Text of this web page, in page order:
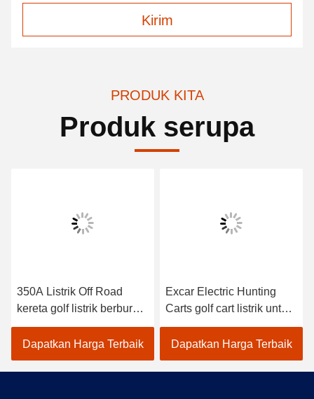
Kirim
PRODUK KITA
Produk serupa
350A Listrik Off Road
kereta golf listrik berburu
kereta 4 wheel drive
kereta golf listrik
Dapatkan Harga Terbaik
Excar Electric Hunting
Carts golf cart listrik untuk
berburu berburu kereta
golf
Dapatkan Harga Terbaik